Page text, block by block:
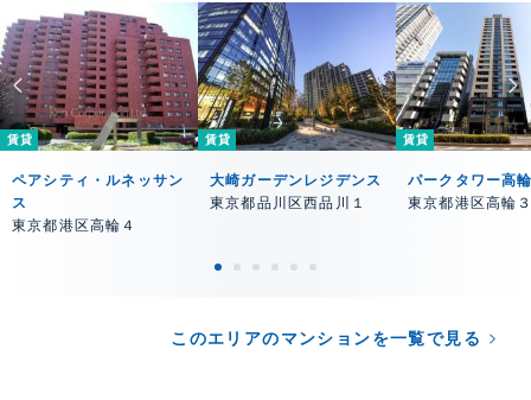
賃貸
ペアシティ・ルネッサン
ス
東京都港区高輪４
賃貸
大崎ガーデンレジデンス
東京都品川区西品川１
賃貸
パークタワー高
東京都港区高輪
このエリアのマンションを一覧で見る